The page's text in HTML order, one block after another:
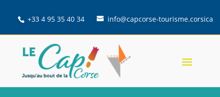
+33 4 95 35 40 34 info@capcorse-tourisme.corsica